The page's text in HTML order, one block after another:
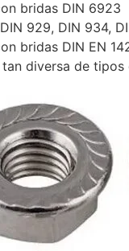
bridas DIN 6923
929, DIN 934,
bridas DIN EN
diversa de